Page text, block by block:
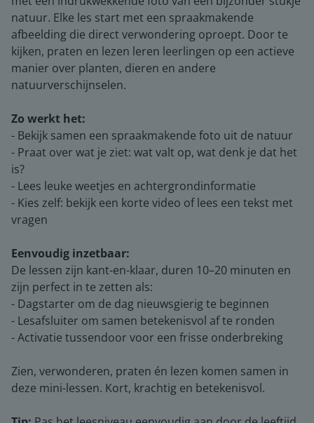
natuur. Elke les start met een spraakmakende
afbeelding die direct verwondering oproept. Door te
kijken, praten en lezen leren leerlingen op een actieve
manier over planten, dieren en andere
natuurverschijnselen.
Zo werkt het:
- Bekijk samen een spraakmakende foto uit de natuur
- Praat over wat je ziet: wat valt op, wat denk je dat het
is?
- Lees leuke weetjes en achtergrondinformatie
- Kies zelf: bekijk een korte video of lees een tekst met
vragen
Eenvoudig inzetbaar:
De lessen zijn kant-en-klaar, duren 10–20 minuten en
zijn perfect in te zetten als:
- Dagstarter om de dag nieuwsgierig te beginnen
- Lesafsluiter om samen betekenisvol af te ronden
- Activatie tussendoor voor een frisse onderbreking
Zien, verwonderen, praten én lezen komen samen in
deze mini-lessen. Kort, krachtig en betekenisvol.